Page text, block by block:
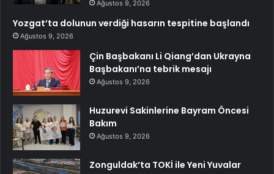
Ağustos 9, 2026
Yozgat’ta dolunun verdiği hasarın tespitine başlandı
Ağustos 9, 2026
Çin Başbakanı Li Qiang’dan Ukrayna
Başbakanı’na tebrik mesajı
Ağustos 9, 2026
Huzurevi Sakinlerine Bayram Öncesi
Bakım
Ağustos 9, 2026
Zonguldak’ta TOKİ ile Yeni Yuvalar